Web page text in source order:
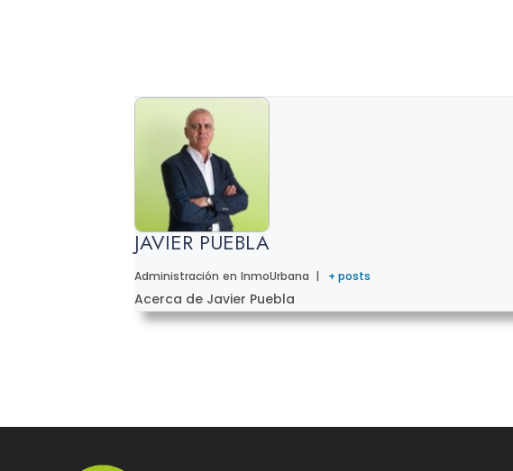
JAVIER PUEBLA
Administración en InmoUrbana | + posts
Acerca de Javier Puebla